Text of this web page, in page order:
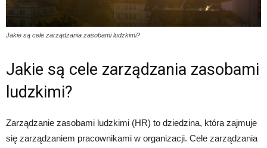
Jakie są cele zarządzania zasobami ludzkimi?
Jakie są cele zarządzania zasobami
ludzkimi?
Zarządzanie zasobami ludzkimi (HR) to dziedzina, która zajmuje
się zarządzaniem pracownikami w organizacji. Cele zarządzania